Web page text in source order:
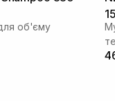
об'єму